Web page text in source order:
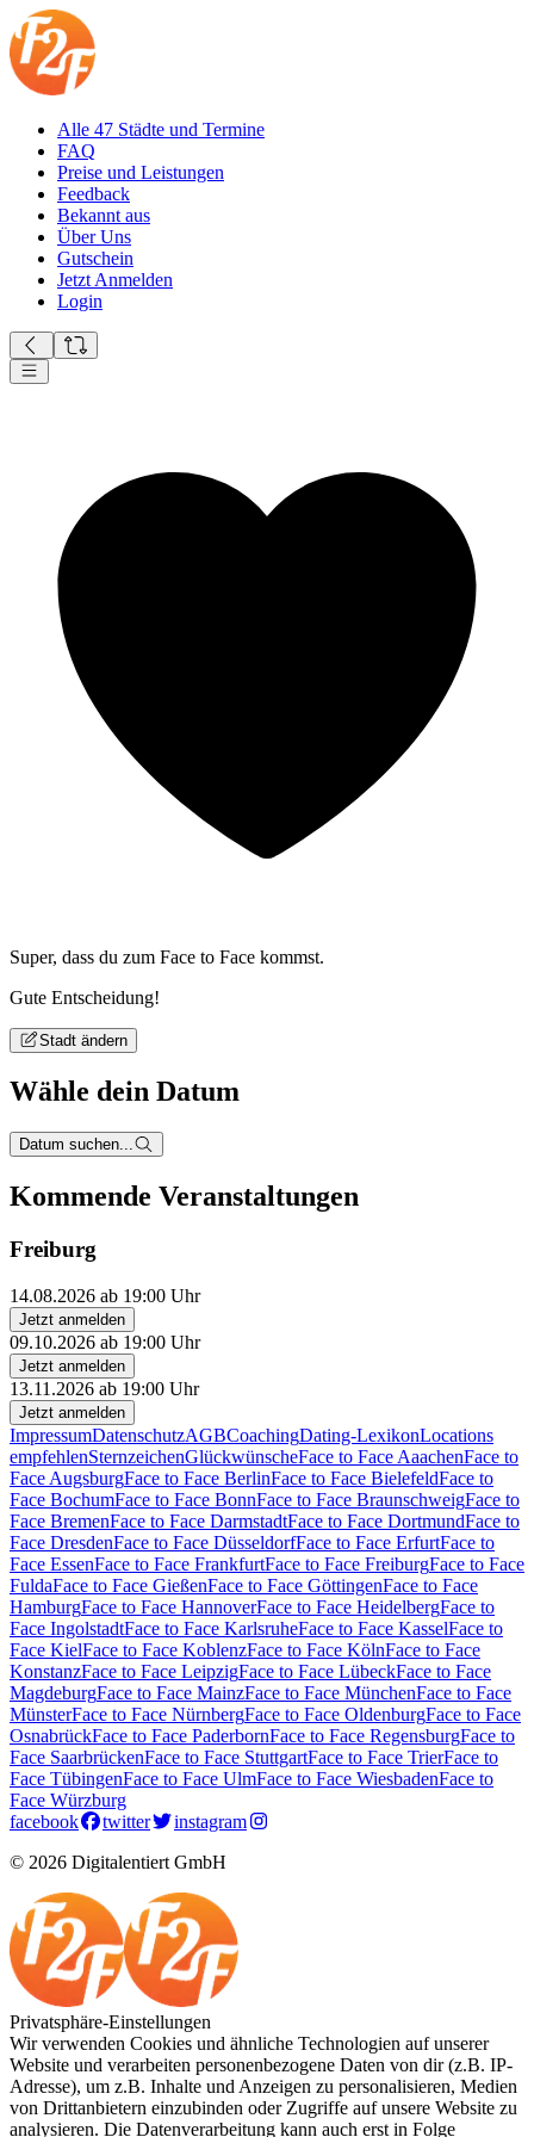
Alle 47 Städte und Termine
FAQ
Preise und Leistungen
Feedback
Bekannt aus
Über Uns
Gutschein
Jetzt Anmelden
Login
Super, dass du zum Face to Face kommst.
Gute Entscheidung!
Stadt ändern
Wähle dein Datum
Datum suchen...
Kommende Veranstaltungen
Freiburg
14.08.2026 ab 19:00 Uhr
Jetzt anmelden
09.10.2026 ab 19:00 Uhr
Jetzt anmelden
13.11.2026 ab 19:00 Uhr
Jetzt anmelden
ImpressumDatenschutzAGBCoachingDating-LexikonLocations
empfehlenSternzeichenGlückwünscheFace to Face AaachenFace to
Face AugsburgFace to Face BerlinFace to Face BielefeldFace to
Face BochumFace to Face BonnFace to Face BraunschweigFace to
Face BremenFace to Face DarmstadtFace to Face DortmundFace to
Face DresdenFace to Face DüsseldorfFace to Face ErfurtFace to
Face EssenFace to Face FrankfurtFace to Face FreiburgFace to Face
FuldaFace to Face GießenFace to Face GöttingenFace to Face
HamburgFace to Face HannoverFace to Face HeidelbergFace to
Face IngolstadtFace to Face KarlsruheFace to Face KasselFace to
Face KielFace to Face KoblenzFace to Face KölnFace to Face
KonstanzFace to Face LeipzigFace to Face LübeckFace to Face
MagdeburgFace to Face MainzFace to Face MünchenFace to Face
MünsterFace to Face NürnbergFace to Face OldenburgFace to Face
OsnabrückFace to Face PaderbornFace to Face RegensburgFace to
Face SaarbrückenFace to Face StuttgartFace to Face TrierFace to
Face TübingenFace to Face UlmFace to Face WiesbadenFace to
Face Würzburg
facebook
twitter
instagram
© 2026 Digitalentiert GmbH
Privatsphäre-Einstellungen
Wir verwenden Cookies und ähnliche Technologien auf unserer
Website und verarbeiten personenbezogene Daten von dir (z.B. IP-
Adresse), um z.B. Inhalte und Anzeigen zu personalisieren, Medien
von Drittanbietern einzubinden oder Zugriffe auf unsere Website zu
analysieren. Die Datenverarbeitung kann auch erst in Folge